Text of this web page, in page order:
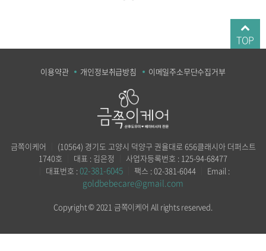
이용약관 개인정보취급방침 이메일주소무단수집거부
금쪽이케어
(10564) 경기도 고양시 덕양구 권율대로 656클래시아 더퍼스트
1740호
대표 : 김은정
사업자등록번호 : 125-94-68477
대표번호 : 02-381-6045 팩스 : 02-381-6044 Email :
goldbebecare@gmail.com
Copyright © 2021 금쪽이케어 All rights reserved.
TOP